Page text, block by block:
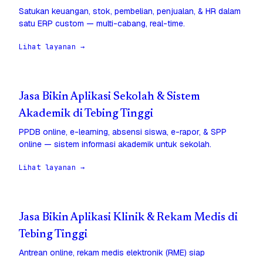
Satukan keuangan, stok, pembelian, penjualan, & HR dalam
satu ERP custom — multi-cabang, real-time.
Lihat layanan →
Jasa Bikin Aplikasi Sekolah & Sistem
Akademik di Tebing Tinggi
PPDB online, e-learning, absensi siswa, e-rapor, & SPP
online — sistem informasi akademik untuk sekolah.
Lihat layanan →
Jasa Bikin Aplikasi Klinik & Rekam Medis di
Tebing Tinggi
Antrean online, rekam medis elektronik (RME) siap